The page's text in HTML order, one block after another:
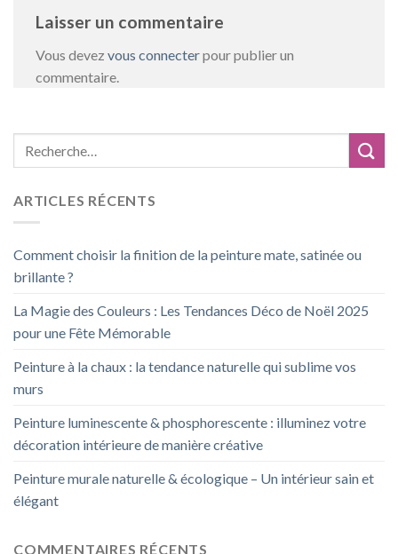
Laisser un commentaire
Vous devez vous connecterpour publier un
commentaire.
ARTICLES RÉCENTS
Comment choisir la finition de la peinture mate, satinée ou
brillante ?
La Magie des Couleurs : Les Tendances Déco de Noël 2025
pour une Fête Mémorable
Peinture à la chaux : la tendance naturelle qui sublime vos
murs
Peinture luminescente & phosphorescente : illuminez votre
décoration intérieure de manière créative
Peinture murale naturelle & écologique – Un intérieur sain et
élégant
COMMENTAIRES RÉCENTS